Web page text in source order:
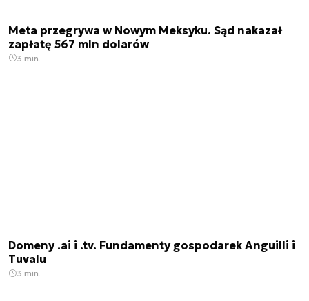
Meta przegrywa w Nowym Meksyku. Sąd nakazał
zapłatę 567 mln dolarów
3 min.
Domeny .ai i .tv. Fundamenty gospodarek Anguilli i
Tuvalu
3 min.